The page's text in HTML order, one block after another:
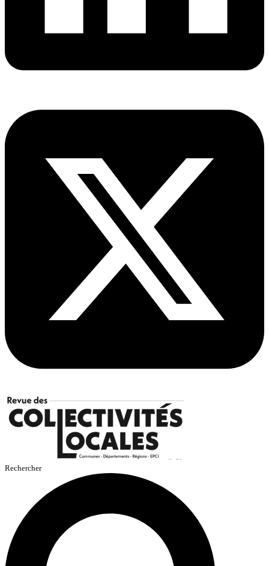
Rechercher